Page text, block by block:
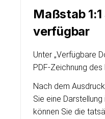
Maßstab 1:1
verfügbar
Unter „Verfügbare
PDF-Zeichnung
Nach dem
Sie eine
können Sie die